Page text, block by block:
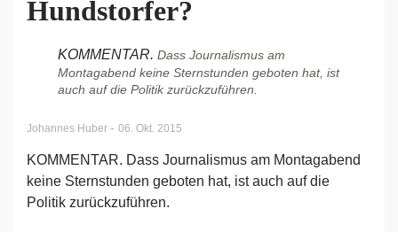
Hundstorfer?
KOMMENTAR. Dass Journalismus am
Montagabend keine Sternstunden geboten hat, ist
auch auf die Politik zurückzuführen.
Johannes Huber - 06. Okt. 2015
KOMMENTAR. Dass Journalismus am Montagabend
keine Sternstunden geboten hat, ist auch auf die
Politik zurückzuführen.